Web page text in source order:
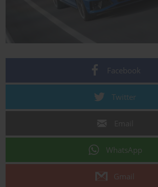
Facebook
Twitter
WhatsApp
Gmail